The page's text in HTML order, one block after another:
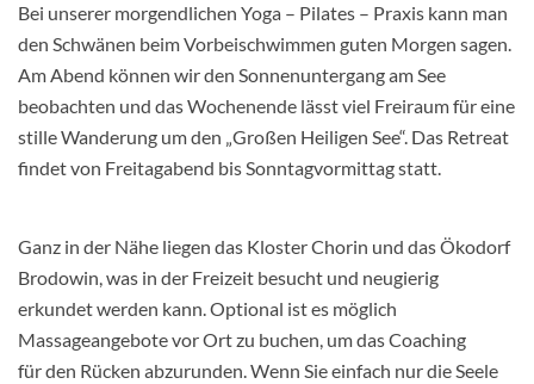
Bei unserer morgendlichen Yoga – Pilates – Praxis kann man
den Schwänen beimVorbeischwimmen guten Morgen sagen.
Am Abend können wir den Sonnenuntergang am See
beobachten und das Wochenende lässt viel Freiraum für eine
stille Wanderung um den „Großen Heiligen See“. Das Retreat
findet von Freitagabend bis Sonntagvormittag statt.
Ganz in der Nähe liegen das Kloster Chorin und das Ökodorf
Brodowin, was in der Freizeit besucht und neugierig
erkundet werden kann. Optional ist es möglich
Massageangebote vor Ort zu buchen, um das Coaching
fürden Rücken abzurunden. Wenn Sie einfach nur die Seele